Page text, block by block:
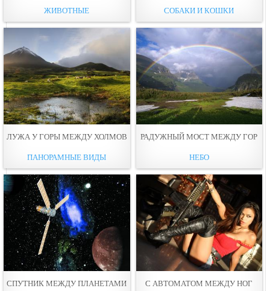
ЖИВОТНЫЕ СОБАКИ И КОШКИ
ЛУЖА У ГОРЫ МЕЖДУ ХОЛМOВ
ПАНОРАМНЫЕ ВИДЫ
РАДУЖНЫЙ МОСТ МЕЖДУ ГОР
НЕБО
СПУТНИК МЕЖДУ ПЛАНЕТАМИ С АВТОМАТОМ МЕЖДУ НOГ